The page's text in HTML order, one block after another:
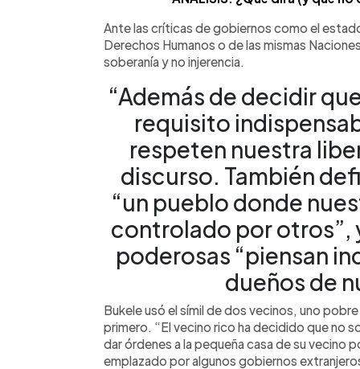
Ante las críticas de gobiernos como el
Derechos Humanos o de las mismas
soberanía y no injerencia.
“Además de decidir
requisito
respeten nuestra
discurso. También
“un pueblo donde
controlado por otros”,
poderosas “piensan
dueños de
Bukele usó el símil de dos vecinos, uno
primero. “El vecino rico ha decidido que no
dar órdenes a la pequeña casa de su vecino
emplazado por algunos gobiernos